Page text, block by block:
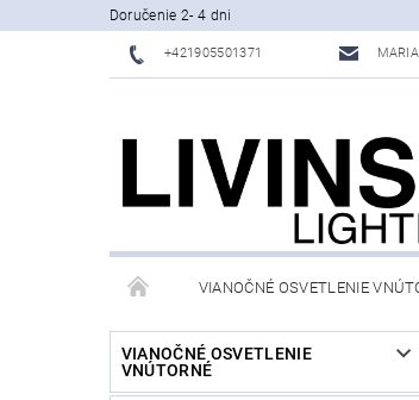
Doručenie 2- 4 dni
+421905501371
VIANOČNÉ OSVETLENIE
OBCHODNÉ PODMIENKY
VIANOČNÉ OSVETLENIE
VNÚTORNÉ